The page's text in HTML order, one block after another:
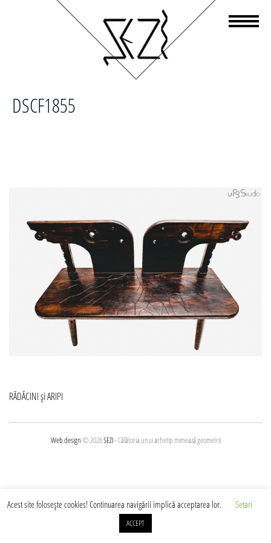
DSCF1855
Navigare
în
RĂDĂCINI și ARIPI
Web design© 2026SEZI- Călătoria unui arhetip mimează geometrii
Acest site foloseşte cookies! Continuarea navigării implică acceptarea lor. Setari
ACCEPT